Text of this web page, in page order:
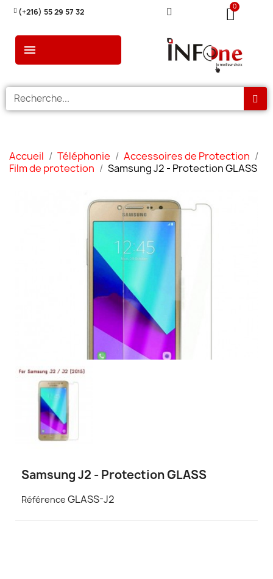
(+216) 55 29 57 32
Accueil Téléphonie
Accessoires de Protection
Film de protection
Samsung J2 - Protection GLASS
Samsung J2 - Protection GLASS
Référence GLASS-J2